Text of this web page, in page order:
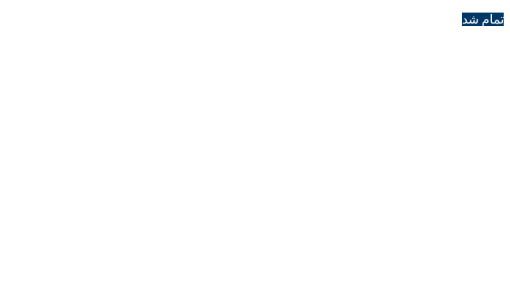
تمام شد